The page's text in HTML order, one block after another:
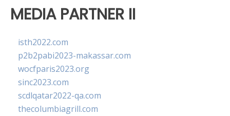
MEDIA PARTNER II
isth2022.com
p2b2pabi2023-makassar.com
wocfparis2023.org
sinc2023.com
scdlqatar2022-qa.com
thecolumbiagrill.com